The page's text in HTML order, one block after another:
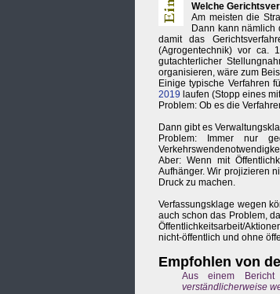
Welche
Am meisten die
Dann kann nämlich
damit das
(Agrogentechnik) vor ca.
gutachterlicher
organisieren, wäre zum
Einige typische Verfahren
2019 laufen (Stopp eines
Problem: Ob es die
Dann gibt es
Problem: Immer nur
Aber: Wenn mit
Aufhänger. Wir projizieren
Druck zu machen.
Verfassungsklage wegen
auch schon das Problem,
Öffentlichkeitsarbeit/
nicht-öffentlich und ohne
Empfohlen von
Aus einem
verständlicherweise